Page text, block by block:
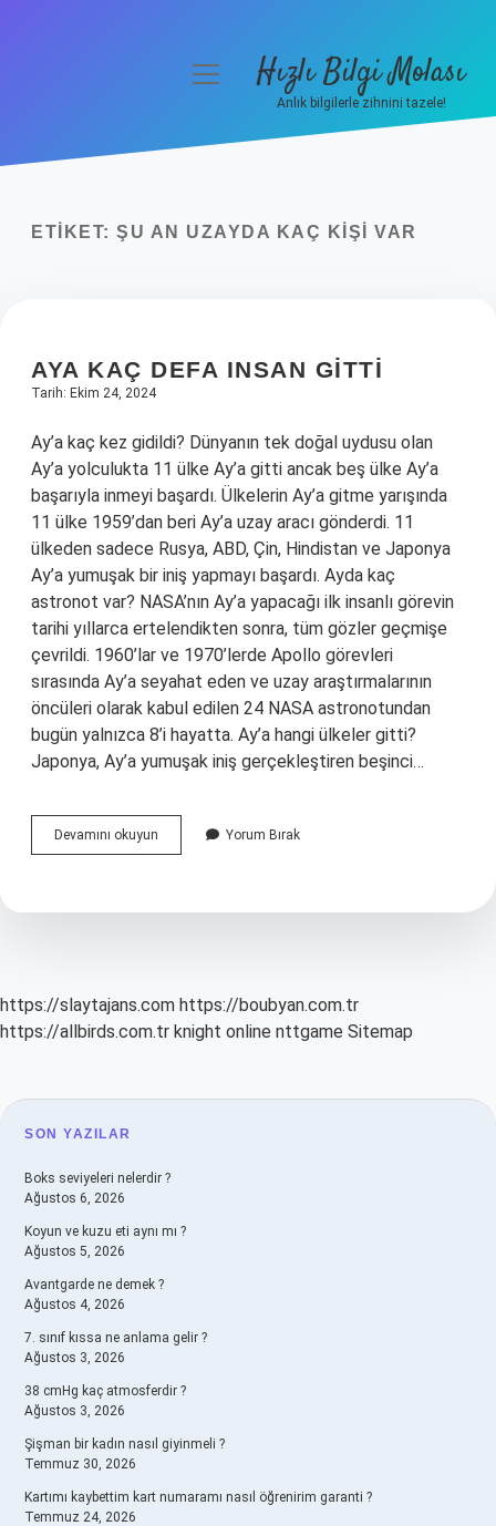
Yasal Uyarı
menüyüHızlı Bilgi Molası
Anlık bilgilerle zihnini tazele!
ETIKET: ŞU AN UZAYDA KAÇ KIŞI VAR
AYA KAÇ DEFA INSAN GITTI
Tarih: Ekim 24, 2024
Ay’a kaç kez gidildi? Dünyanın tek doğal uydusu olan
Ay’a yolculukta 11 ülke Ay’a gitti ancak beş ülke Ay’a
başarıyla inmeyi başardı. Ülkelerin Ay’a gitme yarışında
11 ülke 1959’dan beri Ay’a uzay aracı gönderdi. 11
ülkeden sadece Rusya, ABD, Çin, Hindistan ve Japonya
Ay’a yumuşak bir iniş yapmayı başardı. Ayda kaç
astronot var? NASA’nın Ay’a yapacağı ilk insanlı görevin
tarihi yıllarca ertelendikten sonra, tüm gözler geçmişe
çevrildi. 1960’lar ve 1970’lerde Apollo görevleri
sırasında Ay’a seyahat eden ve uzay araştırmalarının
öncüleri olarak kabul edilen 24 NASA astronotundan
bugün yalnızca 8’i hayatta. Ay’a hangi ülkeler gitti?
Japonya, Ay’a yumuşak iniş gerçekleştiren beşinci…
Devamını okuyun
Kaç
Gitti
Yorum Bırak
https://slaytajans.com https://boubyan.com.tr
https://allbirds.com.tr knight online nttgame Sitemap
SIDEBAR
SON YAZILAR
Boks seviyeleri nelerdir ?
Ağustos 6, 2026
Koyun ve kuzu eti aynı mı ?
Ağustos 5, 2026
Avantgarde ne demek ?
Ağustos 4, 2026
7. sınıf kıssa ne anlama gelir ?
Ağustos 3, 2026
38 cmHg kaç atmosferdir ?
Ağustos 3, 2026
Şişman bir kadın nasıl giyinmeli ?
Temmuz 30, 2026
Kartımı kaybettim kart numaramı nasıl öğrenirim garanti ?
Temmuz 24, 2026